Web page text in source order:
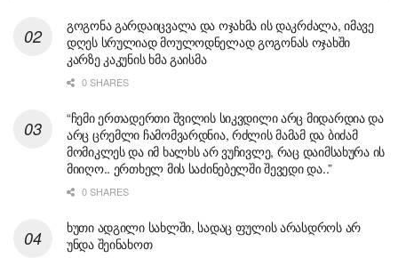
გოგონა გარდაიცვალა და ოჯახმა ის დაკრძალა, იმავე
დღეს სრულიად მოულოდნელად გოგონას ოჯახში
კარზე კაკუნის ხმა გაისმა
0 SHARES
“ჩემი ერთადერთი შვილის სიკვდილი არც მიდარდია და
არც ცრემლი ჩამომვარდნია, რძლის მამამ და ბიძამ
მომიკლეს და იმ ხალხს არ ვუჩივლე, რაც დაიმსახურა ის
მიიღო.. ერთხელ მის საძინებელში შევედი და..”
0 SHARES
ხუთი ადგილი სახლში, სადაც ფულის არასდროს არ
უნდა შეინახოთ